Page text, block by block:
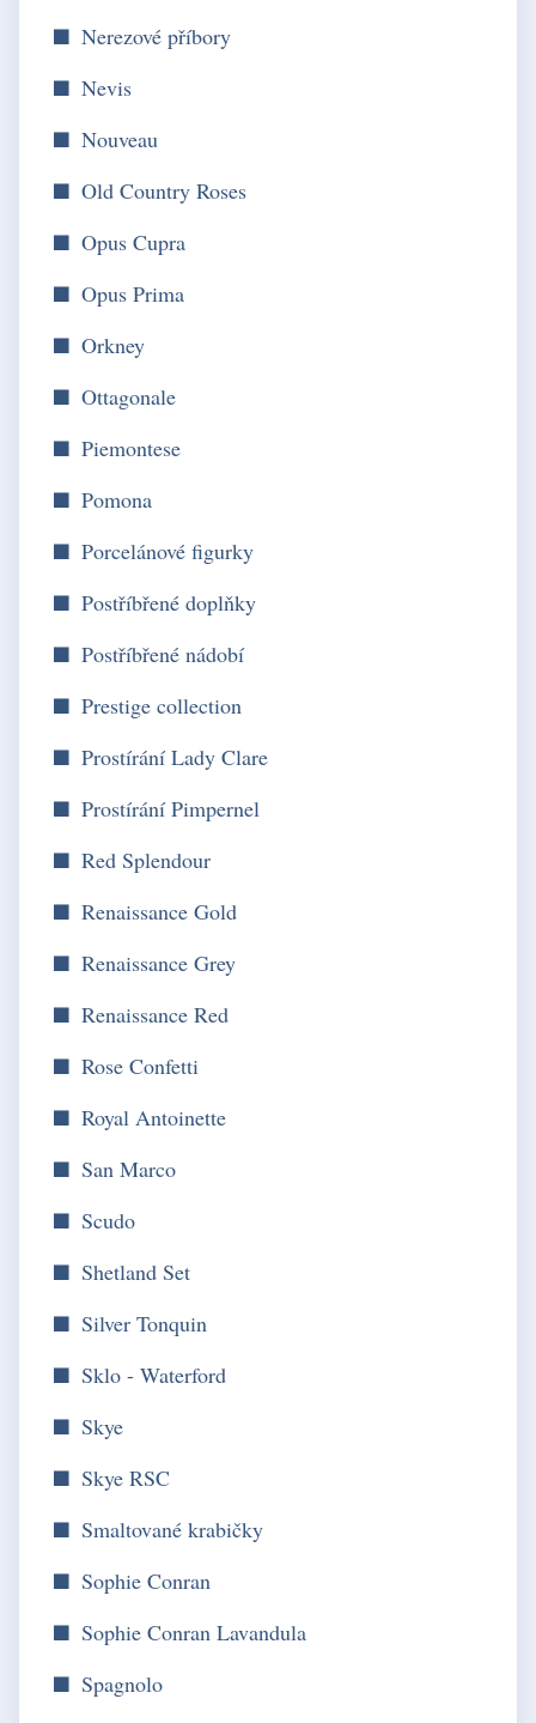
Nerezové příbory
Nevis
Nouveau
Old Country Roses
Opus Cupra
Opus Prima
Orkney
Ottagonale
Piemontese
Pomona
Porcelánové figurky
Postříbřené doplňky
Postříbřené nádobí
Prestige collection
Prostírání Lady Clare
Prostírání Pimpernel
Red Splendour
Renaissance Gold
Renaissance Grey
Renaissance Red
Rose Confetti
Royal Antoinette
San Marco
Scudo
Shetland Set
Silver Tonquin
Sklo - Waterford
Skye
Skye RSC
Smaltované krabičky
Sophie Conran
Sophie Conran Lavandula
Spagnolo